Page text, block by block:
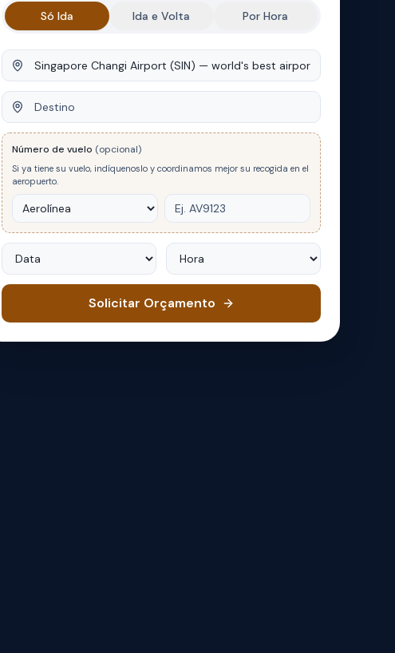
Só Ida Ida e Volta Por Hora
Origem
Destino
Número de vuelo (opcional)
Si ya tiene su vuelo, indíquenoslo y coordinamos mejor su recogida en el
aeropuerto.
Data Hora
Solicitar Orçamento